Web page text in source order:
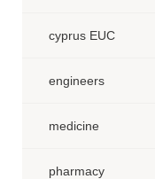
cyprus EUC
engineers
medicine
pharmacy